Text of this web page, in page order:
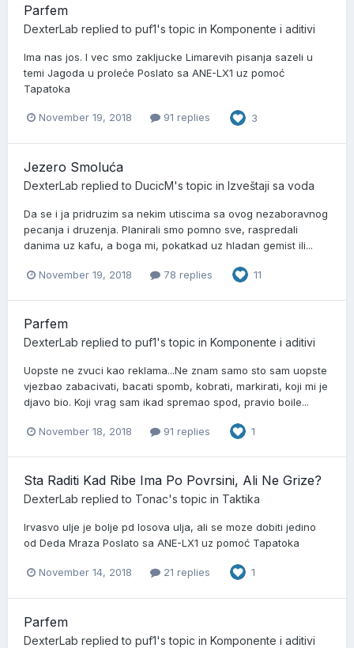
Parfem
DexterLab replied to puf1's topic in Komponente i aditivi
Ima nas jos. I vec smo zakljucke Limarevih pisanja sazeli u
temi Jagoda u proleće Poslato sa ANE-LX1 uz pomoć
Tapatoka
November 19, 2018 91 replies 3
Jezero Smoluća
DexterLab replied to DucicM's topic in Izveštaji sa voda
Da se i ja pridruzim sa nekim utiscima sa ovog nezaboravnog
pecanja i druzenja. Planirali smo pomno sve, raspredali
danima uz kafu, a boga mi, pokatkad uz hladan gemist ili...
November 19, 2018 78 replies 11
Parfem
DexterLab replied to puf1's topic in Komponente i aditivi
Uopste ne zvuci kao reklama...Ne znam samo sto sam uopste
vjezbao zabacivati, bacati spomb, kobrati, markirati, koji mi je
djavo bio. Koji vrag sam ikad spremao spod, pravio boile...
November 18, 2018 91 replies 1
Sta Raditi Kad Ribe Ima Po Povrsini, Ali Ne Grize?
DexterLab replied to Tonac's topic in Taktika
Irvasvo ulje je bolje pd losova ulja, ali se moze dobiti jedino
od Deda Mraza Poslato sa ANE-LX1 uz pomoć Tapatoka
November 14, 2018 21 replies 1
Parfem
DexterLab replied to puf1's topic in Komponente i aditivi